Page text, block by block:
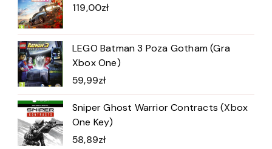
119,00zł
LEGO Batman 3 Poza Gotham (Gra
Xbox One)
59,99zł
Sniper Ghost Warrior Contracts (Xbox
One Key)
58,89zł